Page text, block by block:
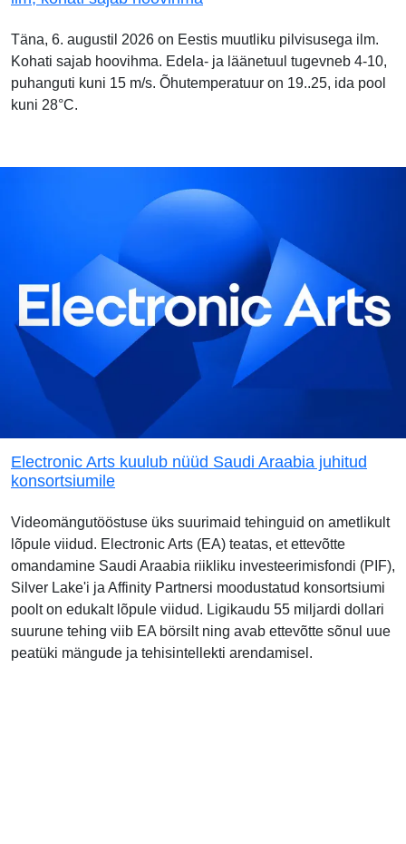
Täna, 6. augustil 2026 on Eestis muutliku pilvisusega ilm.
Kohati sajab hoovihma. Edela- ja läänetuul tugevneb 4-10,
puhanguti kuni 15 m/s. Õhutemperatuur on 19..25, ida pool
kuni 28°C.
Electronic Arts kuulub nüüd Saudi Araabia juhitud
konsortsiumile
Videomängutööstuse üks suurimaid tehinguid on ametlikult
lõpule viidud. Electronic Arts (EA) teatas, et ettevõtte
omandamine Saudi Araabia riikliku investeerimisfondi (PIF),
Silver Lake'i ja Affinity Partnersi moodustatud konsortsiumi
poolt on edukalt lõpule viidud. Ligikaudu 55 miljardi dollari
suurune tehing viib EA börsilt ning avab ettevõtte sõnul uue
peatüki mängude ja tehisintellekti arendamisel.